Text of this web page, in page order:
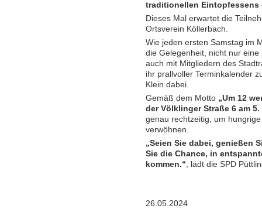
traditionellen Eintopfessens
Dieses Mal erwartet die
Ortsverein Köllerbach.
Wie jeden ersten Samstag im
die Gelegenheit, nicht nur
auch mit Mitgliedern des
ihr prallvoller Terminkalender
Klein dabei.
Gemäß dem Motto „Um 12
der Völklinger Straße 6 am
genau rechtzeitig, um
verwöhnen.
„Seien Sie dabei, genießen
Sie die Chance, in
kommen.“, lädt die SPD
26.05.2024